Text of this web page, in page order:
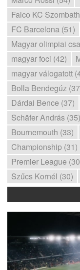
Falco KC
FC Barcelona (51)
Magyar olimpiai
magyar foci (42)
magyar válogatott
Bolla Bendegúz
Dárdai Bence (37)
Schäfer András (35)
Bournemouth (33)
Championship (31)
Premier League
Szűcs Kornél (30)